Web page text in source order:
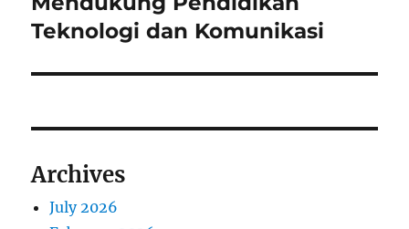
Teknologi dan Komunikasi
Archives
July 2026